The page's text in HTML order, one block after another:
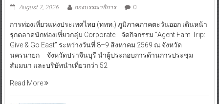
August 7, 2026 กองบรรณาธิการ 0
การท่องเที่ยวแห่งประเทศไทย (ททท.) ภูมิภาคภาคตะวันออก เดินหน้า
รุกตลาดนักท่องเที่ยวกลุ่ม Corporate จัดกิจกรรม “Agent Fam Trip:
Give & Go East” ระหว่างวันที่ 8–9 สิงหาคม 2569 ณ จังหวัด
นครนายก จังหวัดปราจีนบุรี นำผู้ประกอบการด้านการประชุม
สัมมนา และบริษัทนำเที่ยวกว่า 52
Read More